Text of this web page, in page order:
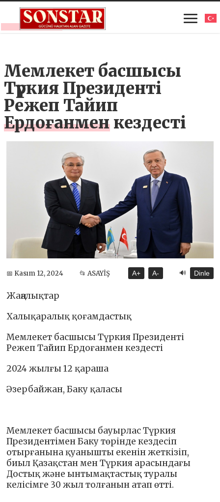
Мемлекет басшысы
Түркия Президенті
Режеп Тайип
Ердоғанмен кездесті
📅 Kasım 12, 2024 📂 ASAYİŞ A+ A- 🔊 Dinle
Жаңалықтар
Халықаралық қоғамдастық
Мемлекет басшысы Түркия Президенті
Режеп Тайип Ердоғанмен кездесті
2024 жылғы 12 қараша
Әзербайжан, Баку қаласы
Мемлекет басшысы бауырлас Түркия
Президентімен Баку төрінде кездесіп
отырғанына қуанышты екенін жеткізіп,
биыл Қазақстан мен Түркия арасындағы
Достық және ынтымақтастық туралы
келісімге 30 жыл толғанын атап өтті.